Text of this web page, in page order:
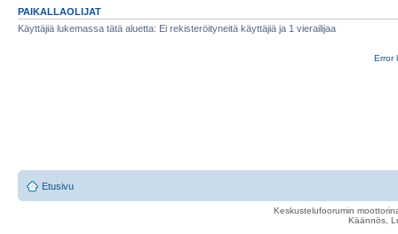
PAIKALLAOLIJAT
Käyttäjiä lukemassa tätä aluetta: Ei rekisteröityneitä käyttäjiä ja 1 vierailijaa
Error
Etusivu
Keskustelufoorumin
Käännös,